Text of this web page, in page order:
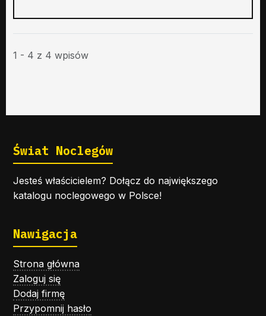
1 - 4 z 4 wpisów
Świat Noclegów
Jesteś właścicielem? Dołącz do największego
katalogu noclegowego w Polsce!
Nawigacja
Strona główna
Zaloguj się
Dodaj firmę
Przypomnij hasło